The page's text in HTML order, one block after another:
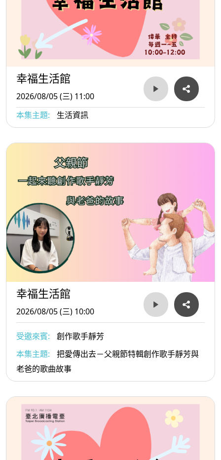
幸福生活館
2026/08/05 (三) 11:00
本集主題:
生活資訊
幸福生活館
2026/08/05 (三) 10:00
受邀來賓:
創作歌手靜芳
本集主題:
把愛傳出去－父親節特輯創作歌手靜芳與
老爸的歌曲故事